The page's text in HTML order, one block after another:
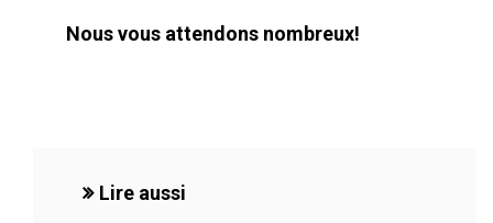
Nous vous attendons nombreux!
Lire aussi